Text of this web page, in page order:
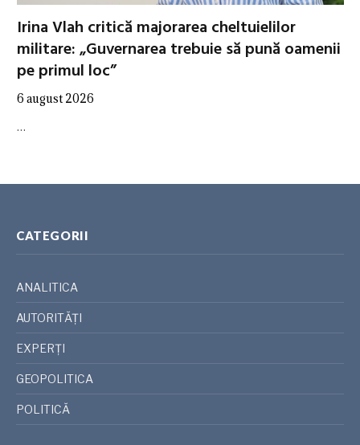
Irina Vlah critică majorarea cheltuielilor
militare: „Guvernarea trebuie să pună oamenii
pe primul loc”
6 august 2026
…
CATEGORII
ANALITICA
AUTORITĂȚI
EXPERȚI
GEOPOLITICA
POLITICĂ